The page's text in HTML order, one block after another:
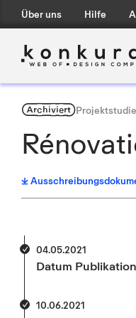
Über uns Hilfe
ArchiviertProjektstudie
04.05.2021
Datum Publikation
10.06.2021